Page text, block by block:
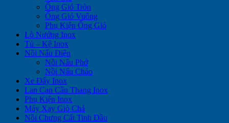
Ống Gió Tròn
Ống Gió Vuông
Phụ Kiện Ống Gió
Lò Nướng Inox
Tủ – Kệ Inox
Nồi Nấu Điện
Nồi Nấu Phở
Nồi Nấu Cháo
Xe Đẩy Inox
Lan Can Cầu Thang Inox
Phụ Kiện Inox
Máy Xay Giò Chả
Nồi Chưng Cất Tinh Dầu